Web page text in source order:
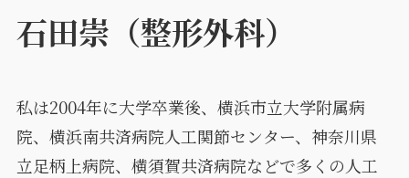
石田崇 （整形外科）
私は2004年に大学卒業後、横浜市立大学附属病
院、横浜南共済病院人工関節センター、神奈川県
立足柄上病院、横須賀共済病院などで多くの人工